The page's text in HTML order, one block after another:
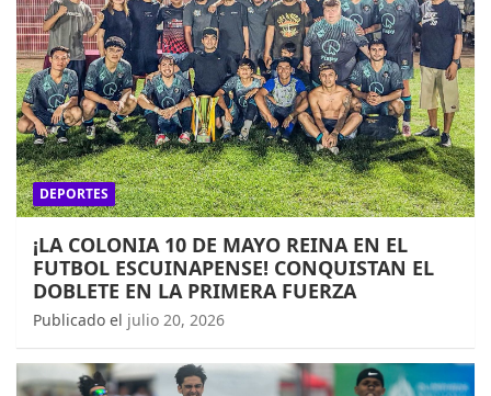
DEPORTES
¡LA COLONIA 10 DE MAYO REINA EN EL
FUTBOL ESCUINAPENSE! CONQUISTAN EL
DOBLETE EN LA PRIMERA FUERZA
Publicado el julio 20, 2026